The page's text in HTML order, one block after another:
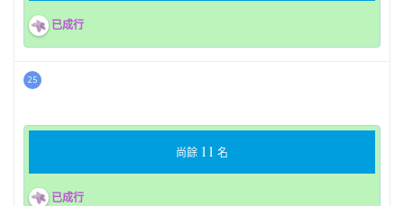
已成行
25
尚餘 11 名
已成行